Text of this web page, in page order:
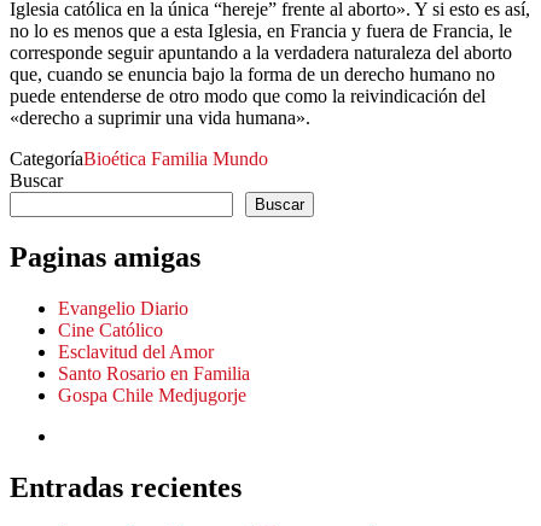
Iglesia católica en la única “hereje” frente al aborto». Y si esto es así,
no lo es menos que a esta Iglesia, en Francia y fuera de Francia, le
corresponde seguir apuntando a la verdadera naturaleza del aborto
que, cuando se enuncia bajo la forma de un derecho humano no
puede entenderse de otro modo que como la reivindicación del
«derecho a suprimir una vida humana».
CategoríaBioética Familia Mundo
Buscar
Buscar
Paginas amigas
Evangelio Diario
Cine Católico
Esclavitud del Amor
Santo Rosario en Familia
Gospa Chile Medjugorje
Entradas recientes